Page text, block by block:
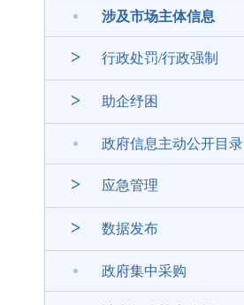
涉及市场主体信息
> 行政处罚/行政强制
> 助企纾困
政府信息主动公开目录
> 应急管理
> 数据发布
政府集中采购